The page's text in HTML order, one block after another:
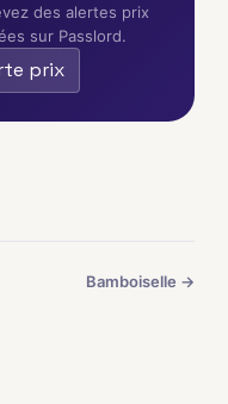
des alertes prix
sur Passlord.
prix
Bamboiselle →